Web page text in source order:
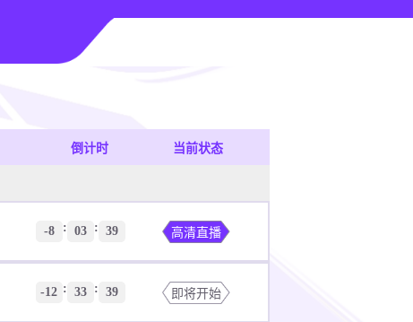
倒计时 当前状态
-8 : 03 : 39 高清直播
-12 : 33 : 39 即将开始